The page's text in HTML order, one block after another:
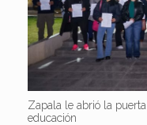
Zapala le abrió la
educación